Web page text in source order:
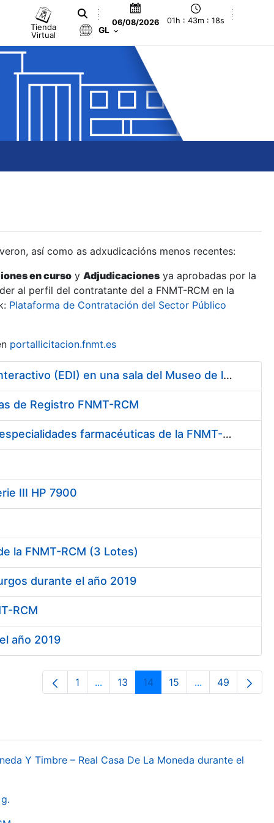
Tienda
Virtual
06/08/2026 01h : 43m : 19s
GL
así como as adxudicacións menos recentes:
en curso y Adjudicaciones ya aprobadas por la
al perfil del contratante del a FNMT-RCM en la
Plataforma de Contratación del Sector Público
portallicitacion.fnmt.es
Contratación de la Construcción y Montaje de un Espacio Demo Interactivo (EDI) en una sala del Museo de la Fábrica Nacional de Moneda y Timbre-Real Casa de la Moneda en Madrid
de Registro FNMT-RCM
Contratación del suministro de medicamentos, vacunas y demás especialidades farmacéuticas de la FNMT-RCM
III HP 7900
la FNMT-RCM (3 Lotes)
durante el año 2019
RCM
año 2019
Páxina
1 ...Páxinas intermedias Use pestaña
Páxina
13 Páxina
14 Páxina
15 ...PáxinasPáxina
49
Y Timbre – Real Casa De La Moneda durante el